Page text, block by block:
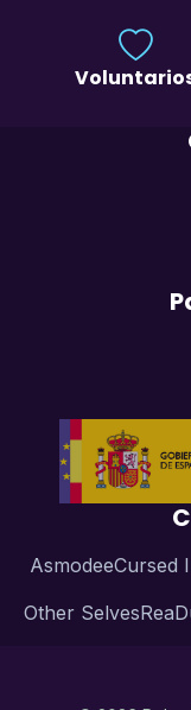
AsmodeeCursed
Other Selves